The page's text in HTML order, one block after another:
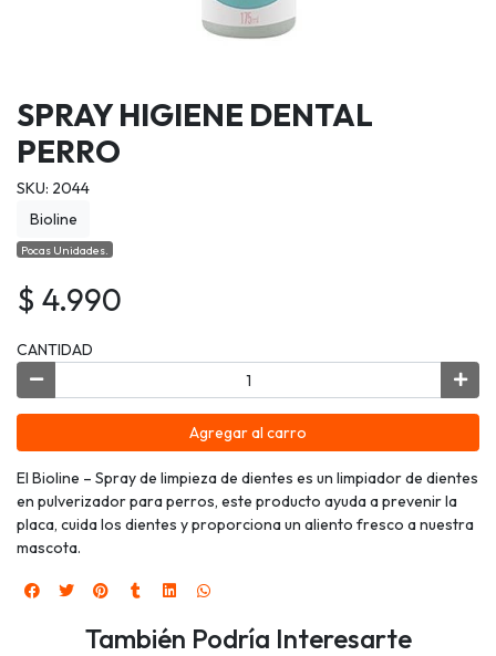
SPRAY HIGIENE DENTAL
PERRO
SKU: 2044
Bioline
Pocas Unidades.
$ 4.990
CANTIDAD
Agregar al carro
El Bioline – Spray de limpieza de dientes es un limpiador de dientes
en pulverizador para perros, este producto ayuda a prevenir la
placa, cuida los dientes y proporciona un aliento fresco a nuestra
mascota.
También Podría Interesarte